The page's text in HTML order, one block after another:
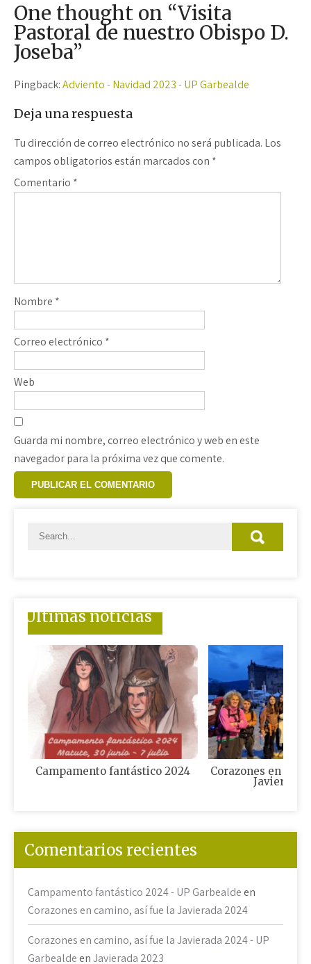
One thought on “Visita
Pastoral de nuestro Obispo D.
Joseba”
Pingback:Adviento - Navidad 2023 - UP Garbealde
Deja una respuesta
Tu dirección de correo electrónico no será publicada. Los
campos obligatorios están marcados con *
Comentario *
Nombre *
Correo electrónico *
Web
Guarda mi nombre, correo electrónico y web en este
navegador para la próxima vez que comente.
Últimas noticias
Campamento fantástico 2024 Corazones en
Javierada
Comentarios recientes
Campamento fantástico 2024 - UP Garbealdeen
Corazones en camino, así fue la Javierada 2024
Corazones en camino, así fue la Javierada 2024 - UP
GarbealdeenJavierada 2023